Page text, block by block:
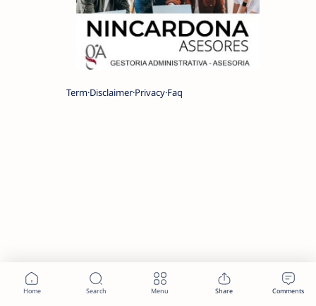
Term Disclaimer Privacy Faq